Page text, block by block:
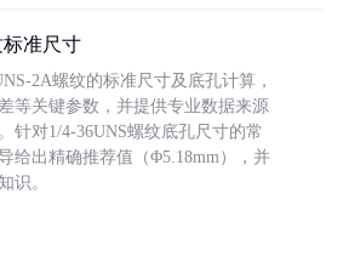
标准尺寸
2A螺纹的标准尺寸及底孔计算，
等关键参数，并提供专业数据来源
针对1/4-36UNS螺纹底孔尺寸的常
给出精确推荐值（Φ5.18mm），并
识。